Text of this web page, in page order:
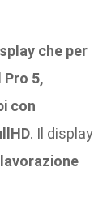
che per
Pro 5,
con
. Il display